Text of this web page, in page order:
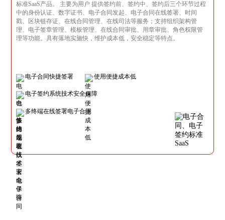
标准SaaS产品。 主要为用户 提供签约前、签约中、签约后三个环节过程
中的身份认证、数字证书、电子合同发起、电子合同在线签署、时间
戳、区块链存证、在线合同管理、在线司法等服务；支持组织架构管
理、电子签章管理、模板管理、在线合同审批、用章审批、角色权限管
理等功能。具有落地实施快，维护成本低，安全稳定等特点。
电子合同快捷签署 使用便捷成本低
电子签约系统技术安全保障
多终端在线签署电子合同